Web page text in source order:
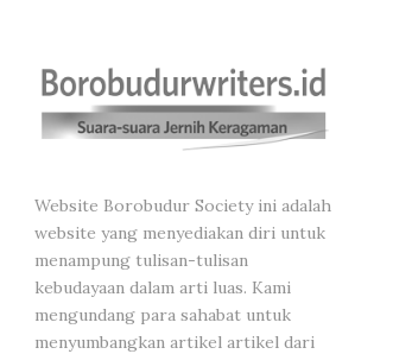
Website Borobudur Society ini adalah
website yang menyediakan diri untuk
menampung tulisan-tulisan
kebudayaan dalam arti luas. Kami
mengundang para sahabat untuk
menyumbangkan artikel artikel dari